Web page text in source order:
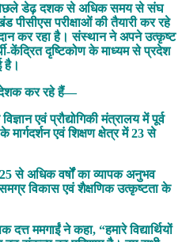
पिछले डेढ़ दशक से अधिक समय से संघ
पीसीएस परीक्षाओं की तैयारी कर रहे
कर रहा है। संस्थान ने अपने उत्कृष्ट
केंद्रित दृष्टिकोण के माध्यम से प्रदेश
है।
कर रहे हैं—
एवं प्रौद्योगिकी मंत्रालय में पूर्व
मार्गदर्शन एवं शिक्षण क्षेत्र में 23 से
25 से अधिक वर्षों का व्यापक अनुभव
समग्र विकास एवं शैक्षणिक उत्कृष्टता के
ममगाईं ने कहा, “हमारे विद्यार्थियों